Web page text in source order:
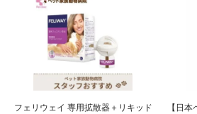
フェリウェイ 専用拡散器＋リキッド
【日